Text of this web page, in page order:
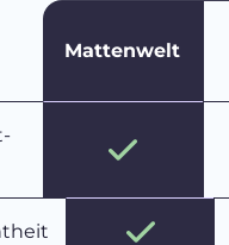
Mattenwelt